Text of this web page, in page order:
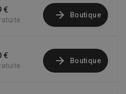
€
Boutique
€
Boutique